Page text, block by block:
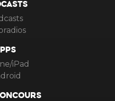
iPad